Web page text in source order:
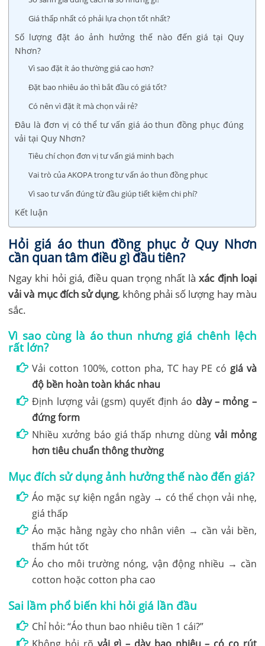
Giá thấp nhất có phải lựa chọn tốt nhất?
Số lượng đặt áo ảnh hưởng thế nào đến giá tại Quy
Nhơn?
Vì sao đặt ít áo thường giá cao hơn?
Đặt bao nhiêu áo thì bắt đầu có giá tốt?
Có nên vì đặt ít mà chọn vải rẻ?
Đâu là đơn vị có thể tư vấn giá áo thun đồng phục đúng
vải tại Quy Nhơn?
Tiêu chí chọn đơn vị tư vấn giá minh bạch
Vai trò của AKOPA trong tư vấn áo thun đồng phục
Vì sao tư vấn đúng từ đầu giúp tiết kiệm chi phí?
Kết luận
Hỏi giá áo thun đồng phục ở Quy Nhơn
cần quan tâm điều gì đầu tiên?
Ngay khi hỏi giá, điều quan trọng nhất làxác định loại
vải và mục đích sử dụng, không phải số lượng hay màu
sắc.
Vì sao cùng là áo thun nhưng giá chênh lệch
rất lớn?
Vải cotton 100%, cotton pha, TC hay PE có giá và
độ bền hoàn toàn khác nhau
Định lượng vải (gsm) quyết định áo dày – mỏng –
đứng form
Nhiều xưởng báo giá thấp nhưng dùng vải mỏng
hơn tiêu chuẩn thông thường
Mục đích sử dụng ảnh hưởng thế nào đến giá?
Áo mặc sự kiện ngắn ngày → có thể chọn vải nhẹ,
giá thấp
Áo mặc hằng ngày cho nhân viên → cần vải bền,
thấm hút tốt
Áo cho môi trường nóng, vận động nhiều → cần
cotton hoặc cotton pha cao
Sai lầm phổ biến khi hỏi giá lần đầu
Chỉ hỏi: “Áo thun bao nhiêu tiền 1 cái?”
Không hỏi rõ vải gì – dày bao nhiêu – có co rút